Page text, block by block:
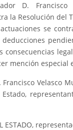
D.
la Resolución
se
consecuencias
mención especial
Velasco
ESTADO,